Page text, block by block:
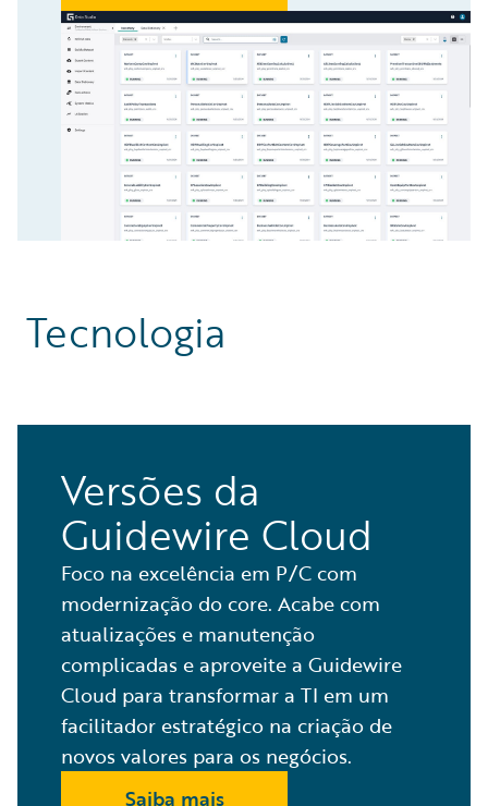
Tecnologia
Versões da
Guidewire Cloud
Foco na excelência em P/C com
modernização do core. Acabe com
atualizações e manutenção
complicadas e aproveite a Guidewire
Cloud para transformar a TI em um
facilitador estratégico na criação de
novos valores para os negócios.
Saiba mais